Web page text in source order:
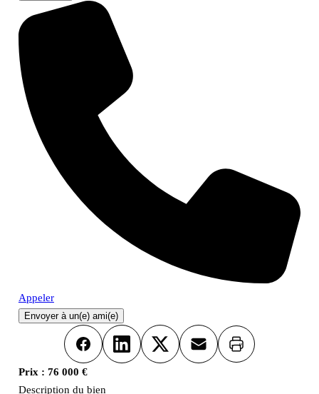
Appeler
Envoyer à un(e) ami(e)
FacebookLinkedInX Email Imprimer
Prix : 76 000 €
Description du bien